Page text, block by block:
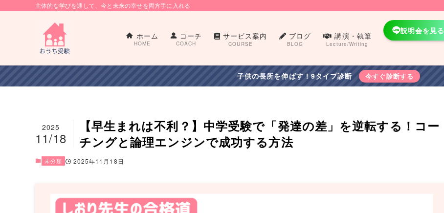
主体的な学びを通して、今と未来の幸せを両方手に入れる
ホーム
HOME
コーチ
COACH
サービス案内
COURSE
ブログ
BLOG
講演・執筆
Lecture/Writing
説明会を見る
子供の長所を伸ばす！9タイプ診断 今すぐ診断する
【早生まれは不利？】中学受験で「発達の差」を逆転する！コー
チングと論理エンジンで成功する方法
2025
11/18
未分類 2025年11月18日